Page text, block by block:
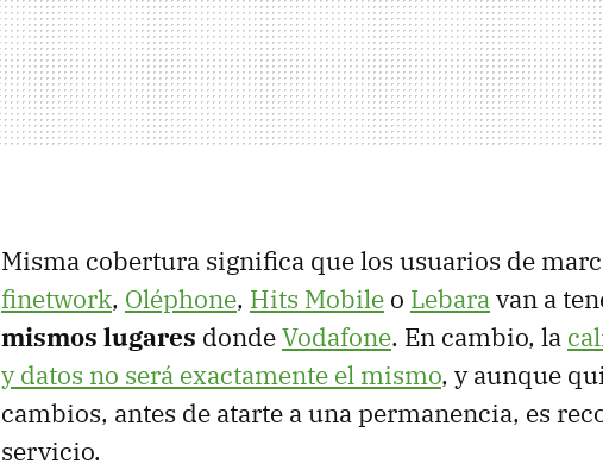
Misma cobertura significa que los usuarios de
finetwork, Oléphone, Hits Mobile o Lebaravan a
mismos lugares dondeVodafone. En cambio, la
y datos no será exactamente el mismo, y aunque
cambios, antes de atarte a una permanencia, es
servicio.